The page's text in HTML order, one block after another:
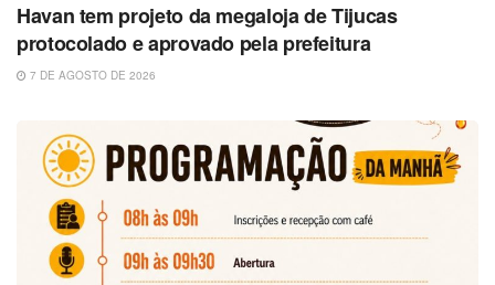
Havan tem projeto da megaloja de Tijucas
protocolado e aprovado pela prefeitura
7 DE AGOSTO DE 2026